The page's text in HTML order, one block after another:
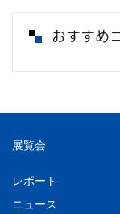
おすすめ
展覧会
レポート
ニュース